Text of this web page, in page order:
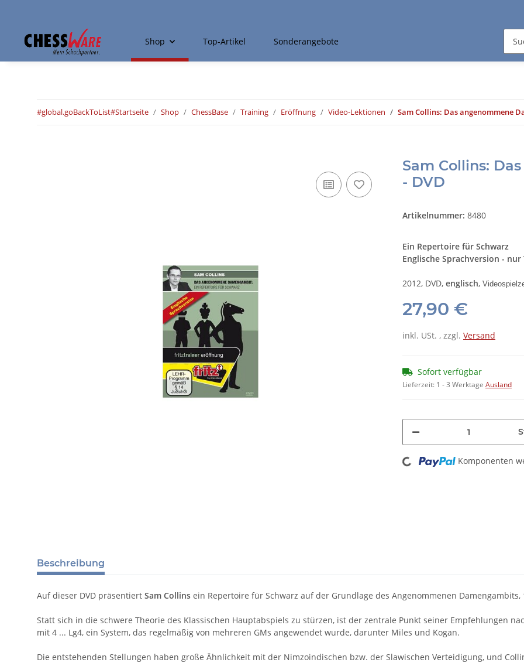
Shop Top-Artikel Sonderangebote
#global.goBackToList#Startseite Shop ChessBase Training Eröffnung Video-Lektionen Sam Collins: Das angenommene
Sam Collins:
- DVD
Artikelnummer: 8480
Ein Repertoire für Schwarz
Englische Sprachversion -
2012, DVD, englisch,
27,90 €
inkl. USt. , zzgl. Versand
Sofort verfügbar
Lieferzeit: 1 - 3 Werktage Ausland
Loading... Komponenten
Beschreibung
Auf dieser DVD präsentiert Sam Collins ein Repertoire für Schwarz auf der Grundlage des Angenommenen Damengambits,
Statt sich in die schwere Theorie des Klassischen Hauptabspiels zu stürzen, ist der zentrale Punkt seiner Empfehlungen
mit 4 ... Lg4, ein System, das regelmäßig von mehreren GMs angewendet wurde, darunter Miles und Kogan.
Die entstehenden Stellungen haben große Ähnlichkeit mit der Nimzoindischen bzw. der Slawischen Verteidigung, und